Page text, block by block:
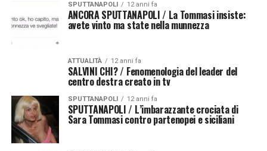
SPUTTANAPOLI 12 anni fa
ANCORA SPUTTANAPOLI / La Tommasi insiste:
avete vinto ma state nella munnezza
ATTUALITÀ 12 anni fa
SALVINI CHI? / Fenomenologia del leader del
centro destra creato in tv
SPUTTANAPOLI 12 anni fa
SPUTTANAPOLI / L’imbarazzante crociata di
Sara Tommasi contro partenopei e siciliani